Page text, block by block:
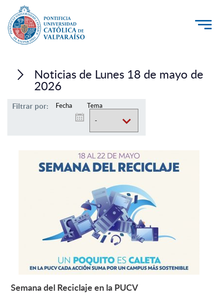
Investigación, Creación e Innovación
Vinculación con el Medio
Pregrado
Académicos
Funcionarios
Noticias de Lunes 18 de mayo de
2026
Filtrar por: Fecha Tema
Semana del Reciclaje en la PUCV